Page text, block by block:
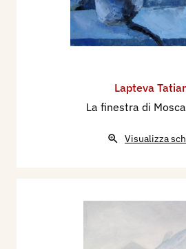
Lapteva
La finestra di Mosca
Visualizza